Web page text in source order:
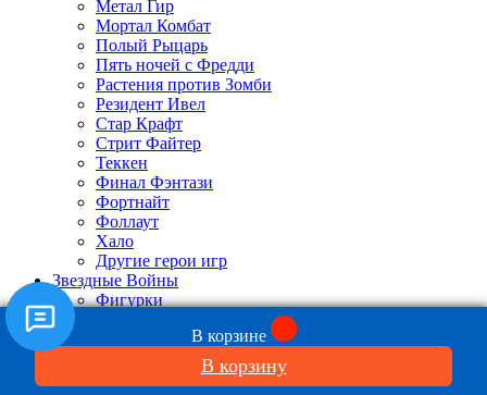
В корзине
В корзину
Метал Гир
Мортал Комбат
Полый Рыцарь
Пять ночей с Фредди
Растения против Зомби
Резидент Ивел
Стар Крафт
Стрит Файтер
Теккен
Финал Фэнтази
Фортнайт
Фоллаут
Хало
Другие герои игр
Звездные Войны
Фигурки